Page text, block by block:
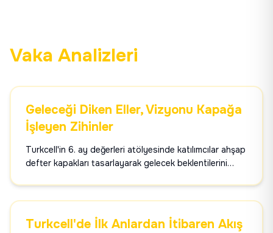
Vaka Analizleri
Geleceği Diken Eller, Vizyonu Kapağa
İşleyen Zihinler
Turkcell'in 6. ay değerleri atölyesinde katılımcılar ahşap
defter kapakları tasarlayarak gelecek beklentilerini
tekniğiyle 104 kg CO₂ tasarrufu sağlanan unutulmaz
deneyim.
Turkcell'de İlk Anlardan İtibaren Akış